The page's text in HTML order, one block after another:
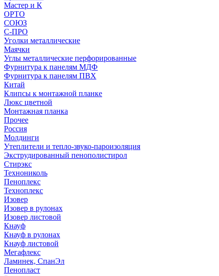
Мастер и К
ОРТО
СОЮЗ
С-ПРО
Уголки металлические
Маячки
Углы металлические перфорированные
Фурнитура к панелям МДФ
Фурнитура к панелям ПВХ
Китай
Клипсы к монтажной планке
Люкс цветной
Монтажная планка
Прочее
Россия
Молдинги
Утеплители и тепло-звуко-пароизоляция
Экструдированный пенополистирол
Стирэкс
Технониколь
Пеноплекс
Техноплекс
Изовер
Изовер в рулонах
Изовер листовой
Кнауф
Кнауф в рулонах
Кнауф листовой
Мегафлекс
Ламинек, СпанЭл
Пенопласт